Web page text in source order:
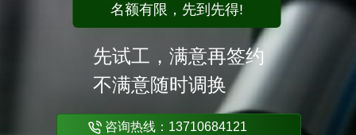
名额有限，先到先得!
先试工，满意再签约
不满意随时调换
咨询热线：13710684121